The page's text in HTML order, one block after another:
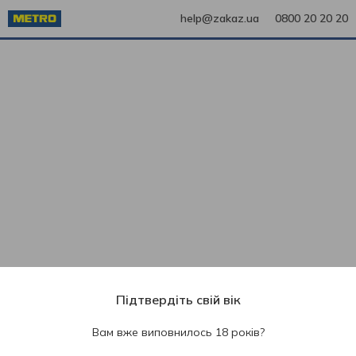
help@zakaz.ua 0800 20 20 20
Підтвердіть свій вік
Вам вже виповнилось 18 років?